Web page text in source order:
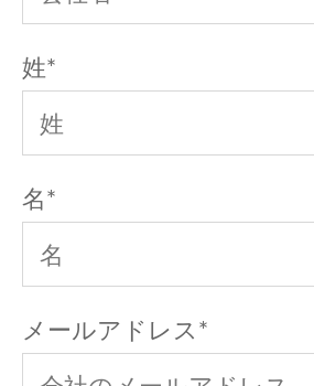
姓*
名*
メールアドレス*